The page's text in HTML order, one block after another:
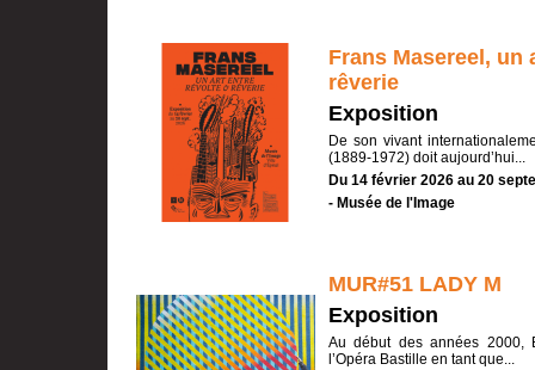
Frans Masereel, un
rêverie
Exposition
De son vivant
(1889-1972) doit aujourd’hui...
Du 14 février 2026 au 20
- Musée de l'Image
MUR#51 LADY M
Exposition
Au début des années 2000,
l’Opéra Bastille en tant que...